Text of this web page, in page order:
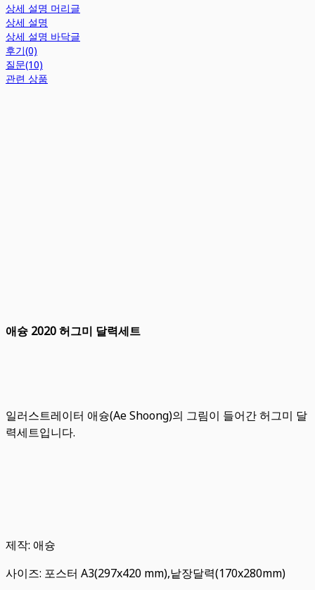
상세 설명 머리글
상세 설명
상세 설명 바닥글
후기(0)
질문(10)
관련 상품
애슝 2020 허그미 달력세트
일러스트레이터 애슝(Ae Shoong)의 그림이 들어간 허그미 달
력세트입니다.
제작: 애슝
사이즈: 포스터 A3(297x420 mm),낱장달력(170x280mm)